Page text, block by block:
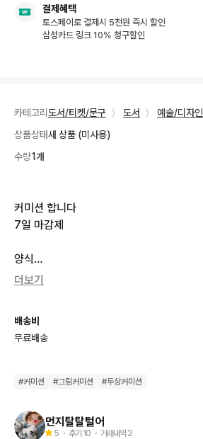
결제혜택
토스페이로 결제시 5천원 즉시 할인
삼성카드 링크 10% 청구할인
카테고리 도서/티켓/문구 〉 도서 〉
예술/디자인
상품상태새 상품 (미사용)
수량1개
커미션 합니다
7일 마감제
양식
캐릭터 자료
지불 금액(1인 0.1부터)
더보기
배송비
무료배송
#커미션 #그림커미션 #두상커미션
먼지탈탈털어
5 ・ 후기 10 ・ 거래내역 2